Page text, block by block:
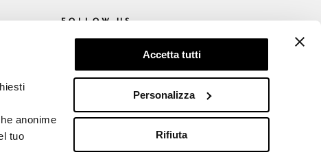
anonime
tuo
Accetta tutti
Personalizza
Rifiuta
FOLLOW US